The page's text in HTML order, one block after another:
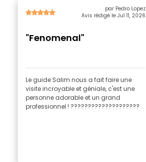
par Pedro Lopez
Avis rédigé le Jul 11, 2026
"Fenomenal"
Le guide Salim nous a fait faire une
visite incroyable et géniale, c'est une
personne adorable et un grand
professionnel ! ????????????????????